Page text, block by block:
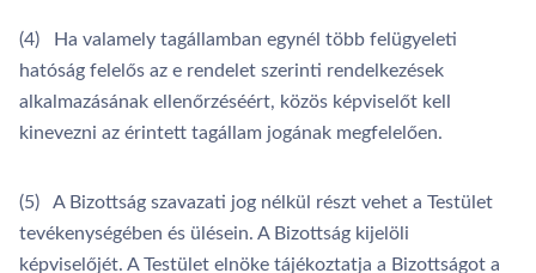
(4) Ha valamely tagállamban egynél több felügyeleti
hatóság felelős az e rendelet szerinti rendelkezések
alkalmazásának ellenőrzéséért, közös képviselőt kell
kinevezni az érintett tagállam jogának megfelelően.
(5) A Bizottság szavazati jog nélkül részt vehet a Testület
tevékenységében és ülésein. A Bizottság kijelöli
képviselőjét. A Testület elnöke tájékoztatja a Bizottságot a